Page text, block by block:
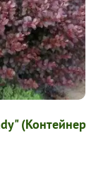
(Контейнер